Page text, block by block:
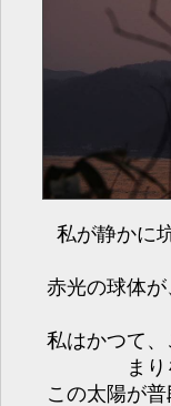
私が静かに
赤光の球体
私はかつて
ま
この太陽が